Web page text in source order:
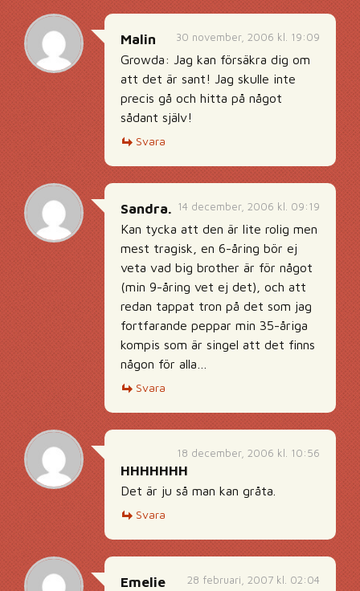
30 november, 2006 kl. 19:09
Malin
Growda: Jag kan försäkra dig om
att det är sant! Jag skulle inte
precis gå och hitta på något
sådant själv!
Svara
14 december, 2006 kl. 09:19
Sandra.
Kan tycka att den är lite rolig men
mest tragisk, en 6-åring bör ej
veta vad big brother är för något
(min 9-åring vet ej det), och att
redan tappat tron på det som jag
fortfarande peppar min 35-åriga
kompis som är singel att det finns
någon för alla…
Svara
18 december, 2006 kl. 10:56
HHHHHHH
Det är ju så man kan gråta.
Svara
28 februari, 2007 kl. 02:04
Emelie